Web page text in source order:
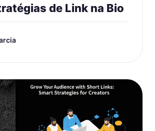
de Link na Bio